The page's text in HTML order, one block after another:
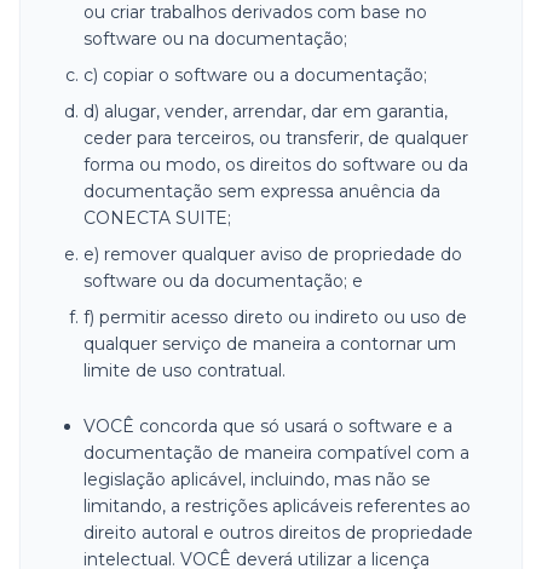
ou criar trabalhos derivados com base no
software ou na documentação;
c) copiar o software ou a documentação;
d) alugar, vender, arrendar, dar em garantia,
ceder para terceiros, ou transferir, de qualquer
forma ou modo, os direitos do software ou da
documentação sem expressa anuência da
CONECTA SUITE;
e) remover qualquer aviso de propriedade do
software ou da documentação; e
f) permitir acesso direto ou indireto ou uso de
qualquer serviço de maneira a contornar um
limite de uso contratual.
VOCÊ concorda que só usará o software e a
documentação de maneira compatível com a
legislação aplicável, incluindo, mas não se
limitando, a restrições aplicáveis referentes ao
direito autoral e outros direitos de propriedade
intelectual. VOCÊ deverá utilizar a licença